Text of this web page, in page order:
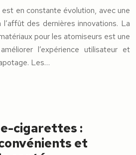
en constante évolution, avec une
des dernières innovations. La
pour les atomiseurs est une
l’expérience utilisateur et
Les…
cigarettes :
et